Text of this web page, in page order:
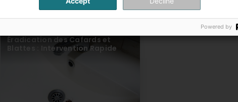
Éradication des Cafards et
Blattes : Intervention Rapide
Powered by